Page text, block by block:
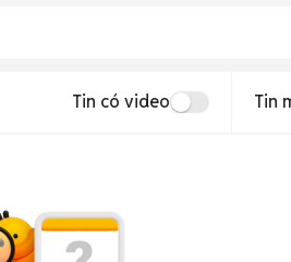
Tin có video Tin